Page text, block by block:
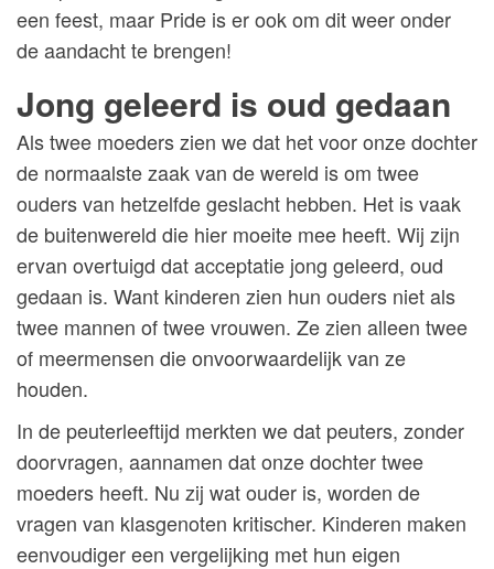
een feest, maar Pride is er ook om dit weer onder
de aandacht te brengen!
Jong geleerd is oud gedaan
Als twee moeders zien we dat het voor onze dochter
de normaalste zaak van de wereld is om twee
ouders van hetzelfde geslacht hebben. Het is vaak
de buitenwereld die hier moeite mee heeft. Wij zijn
ervan overtuigd dat acceptatie jong geleerd, oud
gedaan is. Want kinderen zien hun ouders niet als
twee mannen of twee vrouwen. Ze zien alleen twee
of meermensen die onvoorwaardelijk van ze
houden.
In de peuterleeftijd merkten we dat peuters, zonder
doorvragen, aannamen dat onze dochter twee
moeders heeft. Nu zij wat ouder is, worden de
vragen van klasgenoten kritischer. Kinderen maken
eenvoudiger een vergelijking met hun eigen